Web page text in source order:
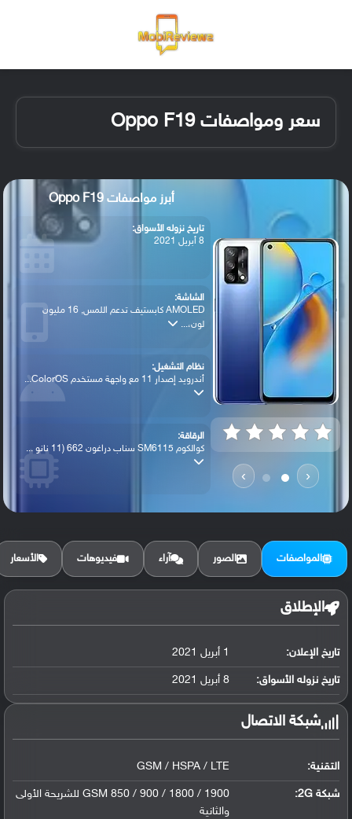
سعر ومواصفات Oppo F19
‹
›
أبرز مواصفات Oppo F19
تاريخ نزوله الأسواق:
8 أبريل 2021
الشاشة:
AMOLED كابستيف تدعم اللمس, 16 مليون
لون،...
نظام التشغيل:
أندرويد إصدار 11 مع واجهة مستخدم ColorOS...
الرقاقة:
كوالكوم SM6115 سناب دراغون 662 (11 نانو ...
الرام / التخزين:
البطارية:
ليثيوم بوليمر سعة 5000 مللي أمبير, غير ق...
المواصفات الصور آراء فيديوهات الأسعار
الإطلاق
تاريخ الإعلان: 1 أبريل 2021
تاريخ نزوله الأسواق: 8 أبريل 2021
شبكة الاتصال
التقنية: GSM / HSPA / LTE
شبكة 2G:
GSM 850 / 900 / 1800 / 1900 للشريحة الأولى
والثانية